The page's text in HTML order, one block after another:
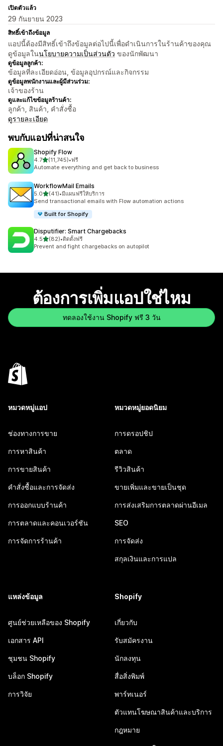
เปิดตัวแล้ว
29 กันยายน 2023
สิทธิ์เข้าถึงข้อมูล
แอปนี้ต้องมีสิทธิ์เข้าถึงข้อมูลต่อไปนี้เพื่อดำเนินการในร้านค้าของคุณ
ดูข้อมูลในนโยบายความเป็นส่วนตัว ของนักพัฒนา
ดูข้อมูลลูกค้า:
ข้อมูลที่ละเอียดอ่อน, ข้อมูลอุปกรณ์และกิจกรรม
ดูข้อมูลพนักงานและผู้มีส่วนร่วม:
เจ้าของร้าน
ดูและแก้ไขข้อมูลร้านค้า:
ลูกค้า, สินค้า, คำสั่งซื้อ
ดูรายละเอียด
พบกับแอปที่น่าสนใจ
Shopify Flow
4.7เต็ม 5 ดาว
(11,745)
ทั้งหมด 11745 รีวิว
•ฟรี
Automate everything and get back to business
WorkflowMail Emails
5.0เต็ม 5 ดาว
(41)
ทั้งหมด 41 รีวิว
•มีแผนฟรีให้บริการ
Send transactional emails with Flow automation actions
Built for Shopify
Disputifier: Smart Chargebacks
4.5เต็ม 5 ดาว
(82)
ทั้งหมด 82 รีวิว
•ติดตั้งฟรี
Prevent and fight chargebacks on autopilot
ต้องการเพิ่มแอปใช่ไหม
ทดลองใช้งาน Shopify ฟรี 3 วัน
หมวดหมู่แอป
ช่องทางการขาย
การหาสินค้า
การขายสินค้า
คำสั่งซื้อและการจัดส่ง
การออกแบบร้านค้า
การตลาดและคอนเวอร์ชัน
การจัดการร้านค้า
หมวดหมู่ยอดนิยม
การดรอปชิป
ตลาด
รีวิวสินค้า
ขายเพิ่มและขายเป็นชุด
การส่งเสริมการตลาดผ่านอีเมล
SEO
การจัดส่ง
สกุลเงินและการแปล
แหล่งข้อมูล
ศูนย์ช่วยเหลือของ Shopify
เอกสาร API
ชุมชน Shopify
บล็อก Shopify
การวิจัย
Shopify
เกี่ยวกับ
รับสมัครงาน
นักลงทุน
สื่อสิ่งพิมพ์
พาร์ทเนอร์
ตัวแทนโฆษณาสินค้าและบริการ
กฎหมาย